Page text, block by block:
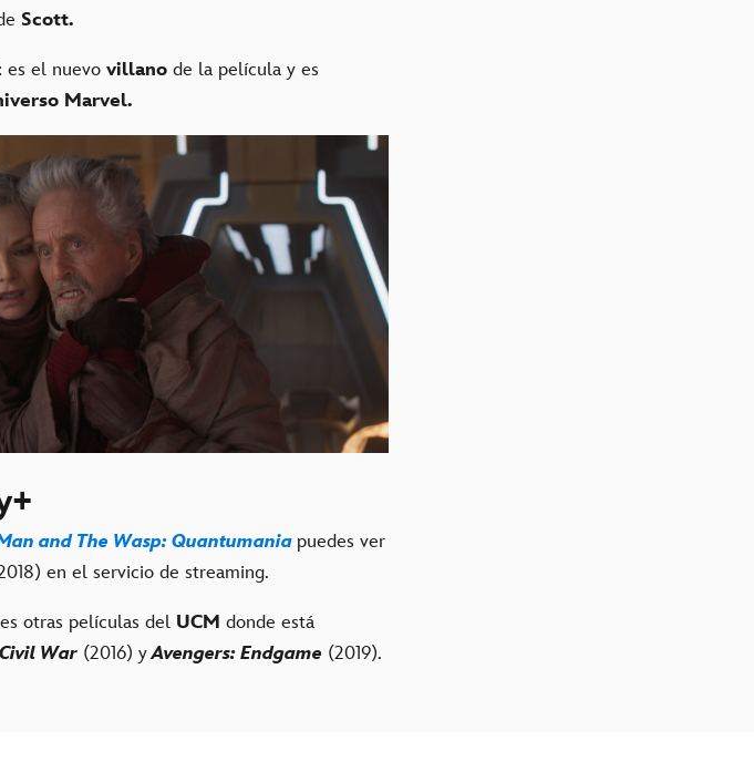
Scott.
es el nuevo villano de la película y es
Marvel.
and The Wasp: Quantumania puedes ver
en el servicio de streaming.
otras películas del UCM donde está
War (2016) yAvengers: Endgame (2019).